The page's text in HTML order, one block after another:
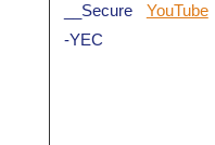
__Secure
-YEC
YouTube